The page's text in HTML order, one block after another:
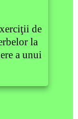
de
la
a unui